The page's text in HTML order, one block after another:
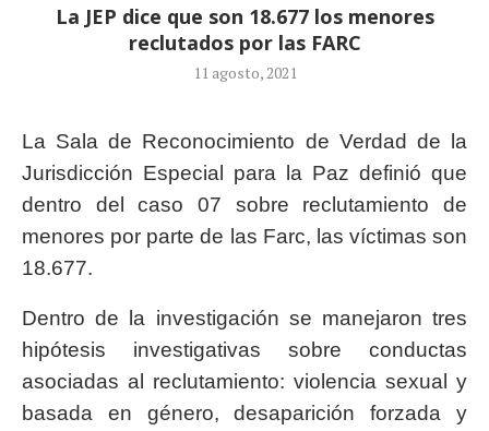
La JEP dice que son 18.677 los menores
reclutados por las FARC
11 agosto, 2021
La Sala de Reconocimiento de Verdad de la
Jurisdicción Especial para la Paz definió que
dentro del caso 07 sobre reclutamiento de
menores por parte de las Farc, las víctimas son
18.677.
Dentro de la investigación se manejaron tres
hipótesis investigativas sobre conductas
asociadas al reclutamiento: violencia sexual y
basada en género, desaparición forzada y